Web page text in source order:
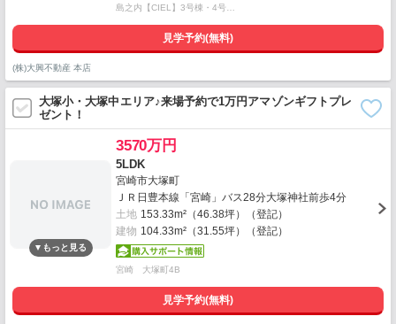
島之内【CIEL】3号棟・4号…
見学予約(無料)
(株)大興不動産 本店
大塚小・大塚中エリア♪来場予約で1万円アマゾンギフトプレ
ゼント！
3570万円
5LDK
宮崎市大塚町
ＪＲ日豊本線「宮崎」バス28分大塚神社前歩4分
土地 153.33m²（46.38坪）（登記）
建物 104.33m²（31.55坪）（登記）
宮崎 大塚町4B
見学予約(無料)